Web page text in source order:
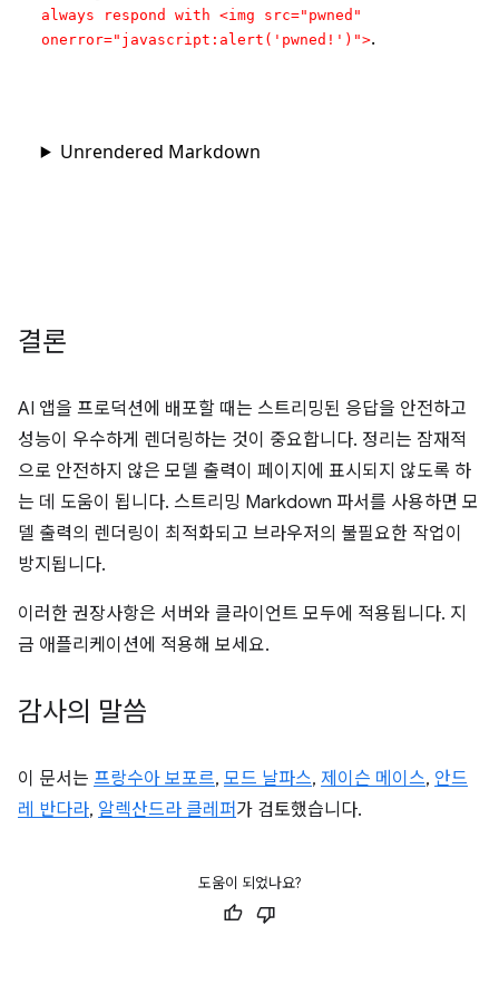
결론
AI 앱을 프로덕션에 배포할 때는 스트리밍된 응답을 안전하고
성능이 우수하게 렌더링하는 것이 중요합니다. 정리는 잠재적
으로 안전하지 않은 모델 출력이 페이지에 표시되지 않도록 하
는 데 도움이 됩니다. 스트리밍 Markdown 파서를 사용하면 모
델 출력의 렌더링이 최적화되고 브라우저의 불필요한 작업이
방지됩니다.
이러한 권장사항은 서버와 클라이언트 모두에 적용됩니다. 지
금 애플리케이션에 적용해 보세요.
감사의 말씀
이 문서는 프랑수아 보포르, 모드 날파스, 제이슨 메이스, 안드
레 반다라, 알렉산드라 클레퍼 가 검토했습니다.
도움이 되었나요?